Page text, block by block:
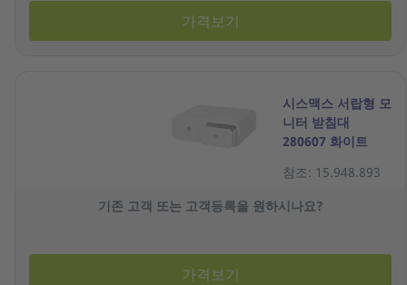
가격보기
시스맥스 서랍형 모
니터 받침대
280607 화이트
참조: 15.948.893
기존 고객 또는 고객등록을 원하시나요?
가격보기